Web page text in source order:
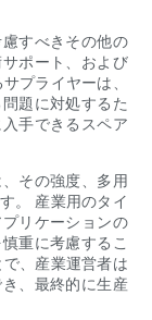
すべきその他の
ポート、および
プライヤーは、
題に対処するた
手できるスペア
その強度、多用
。 産業用のタイ
リケーションの
重に考慮するこ
、産業運営者は
、最終的に生産